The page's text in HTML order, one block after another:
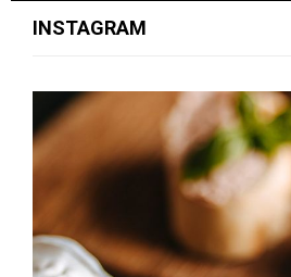
INSTAGRAM